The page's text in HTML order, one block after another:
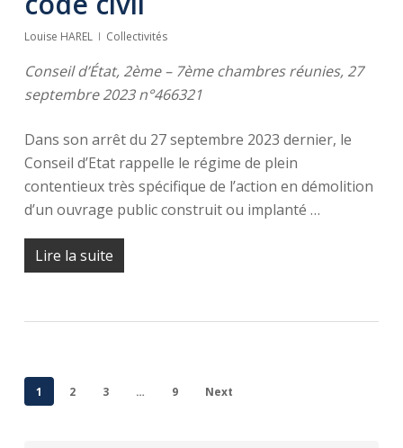
Louise HAREL Collectivités
Conseil d’État, 2ème – 7ème chambres réunies, 27
septembre 2023 n°466321
Dans son arrêt du 27 septembre 2023 dernier, le
Conseil d’Etat rappelle le régime de plein
contentieux très spécifique de l’action en démolition
d’un ouvrage public construit ou implanté …
Lire la suite
1 2 3 … 9 Next